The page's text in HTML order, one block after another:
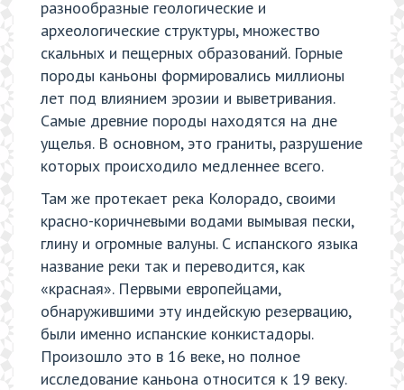
разнообразные геологические и
археологические структуры, множество
скальных и пещерных образований. Горные
породы каньоны формировались миллионы
лет под влиянием эрозии и выветривания.
Самые древние породы находятся на дне
ущелья. В основном, это граниты, разрушение
которых происходило медленнее всего.
Там же протекает река Колорадо, своими
красно-коричневыми водами вымывая пески,
глину и огромные валуны. С испанского языка
название реки так и переводится, как
«красная». Первыми европейцами,
обнаружившими эту индейскую резервацию,
были именно испанские конкистадоры.
Произошло это в 16 веке, но полное
исследование каньона относится к 19 веку.